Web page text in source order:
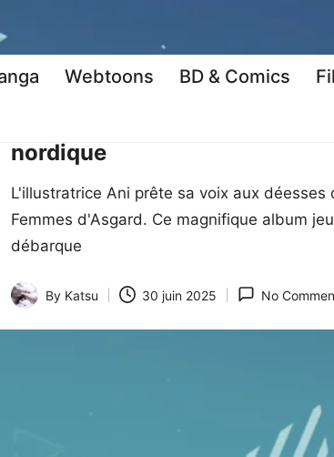
Webtoons BD & Comics
Posted
BD & Comics Kritique
Femmes d’Asgard : plongée
nordique
L'illustratrice Ani prête sa voix aux
Femmes d'Asgard. Ce magnifique album
débarque
Posted
by
By Katsu 30 juin 2025 No